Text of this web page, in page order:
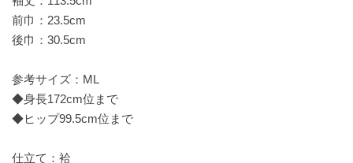
前巾：23.5cm
後巾：30.5cm
参考サイズ：ML
◆身長172cm位まで
◆ヒップ99.5cm位まで
仕立て：袷